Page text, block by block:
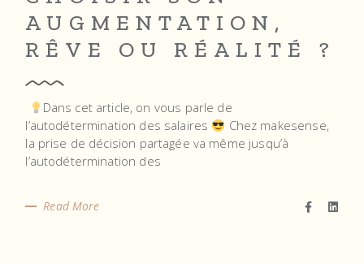
AUGMENTATION,
RÊVE OU RÉALITÉ ?
Dans cet article, on vous parle de
l’autodétermination des salaires
Chez makesense,
la prise de décision partagée va même jusqu’à
l’autodétermination des
Read More